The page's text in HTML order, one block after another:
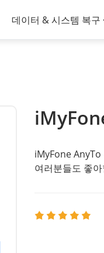
데이터 & 시스템 복구
iMyFone
여러분들도 좋